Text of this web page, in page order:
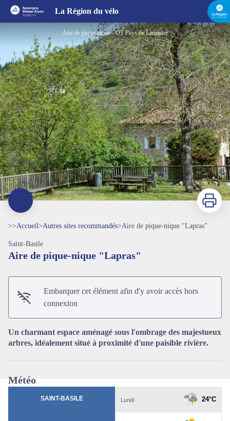
La Région du vélo
Aire de pique-nique - OT Pays de Lamastre
Voir l'image en plein écran
Imprimer
>>Accueil>Autres sites recommandés>Aire de pique-nique "Lapras"
Saint-Basile
Aire de pique-nique "Lapras"
Embarquer cet élément afin d'y avoir accès hors
connexion
Un charmant espace aménagé sous l'ombrage des majestueux
arbres, idéalement situé à proximité d'une paisible rivière.
Météo